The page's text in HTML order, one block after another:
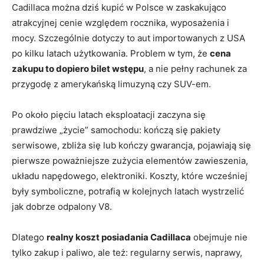
Cadillaca można dziś kupić w Polsce w zaskakująco
atrakcyjnej cenie względem rocznika, wyposażenia i
mocy. Szczególnie dotyczy to aut importowanych z USA
po kilku latach użytkowania. Problem w tym, że cena
zakupu to dopiero bilet wstępu, a nie pełny rachunek za
przygodę z amerykańską limuzyną czy SUV-em.
Po około pięciu latach eksploatacji zaczyna się
prawdziwe „życie” samochodu: kończą się pakiety
serwisowe, zbliża się lub kończy gwarancja, pojawiają się
pierwsze poważniejsze zużycia elementów zawieszenia,
układu napędowego, elektroniki. Koszty, które wcześniej
były symboliczne, potrafią w kolejnych latach wystrzelić
jak dobrze odpalony V8.
Dlatego realny koszt posiadania Cadillaca obejmuje nie
tylko zakup i paliwo, ale też: regularny serwis, naprawy,